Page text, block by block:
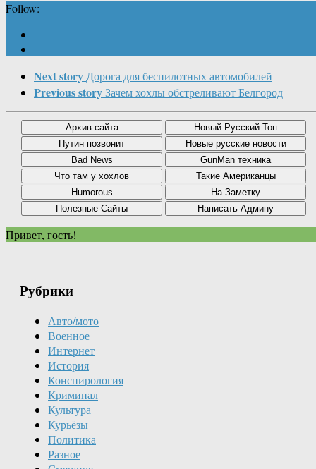
Follow:
Next storyДорога для беспилотных автомобилей
Previous storyЗачем хохлы обстреливают Белгород
Привет, гость!
Рубрики
Авто/мото
Военное
Интернет
История
Конспирология
Криминал
Культура
Курьёзы
Политика
Разное